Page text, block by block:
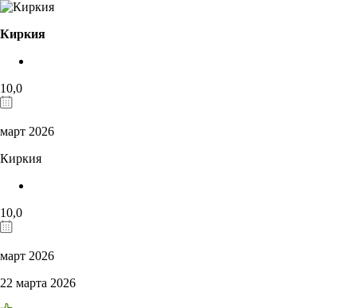
Киркия
10,0
март 2026
Киркия
10,0
март 2026
22 марта 2026